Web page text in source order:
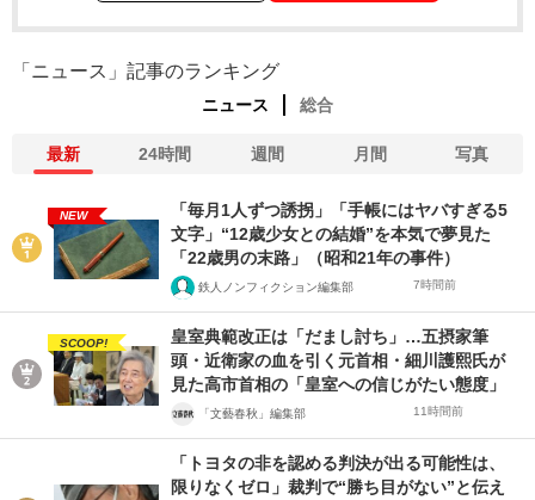
「ニュース」記事のランキング
ニュース 総合
最新 24時間 週間 月間 写真
NEW
「毎月1人ずつ誘拐」「手帳にはヤバすぎる5
文字」“12歳少女との結婚”を本気で夢見た
「22歳男の末路」（昭和21年の事件）
鉄人ノンフィクション編集部 7時間前
SCOOP!
皇室典範改正は「だまし討ち」…五摂家筆
頭・近衛家の血を引く元首相・細川護熙氏が
見た高市首相の「皇室への信じがたい態度」
「文藝春秋」編集部 11時間前
「トヨタの非を認める判決が出る可能性は、
限りなくゼロ」裁判で“勝ち目がない”と伝え